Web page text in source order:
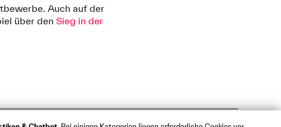
Auch auf der
über denSieg in der